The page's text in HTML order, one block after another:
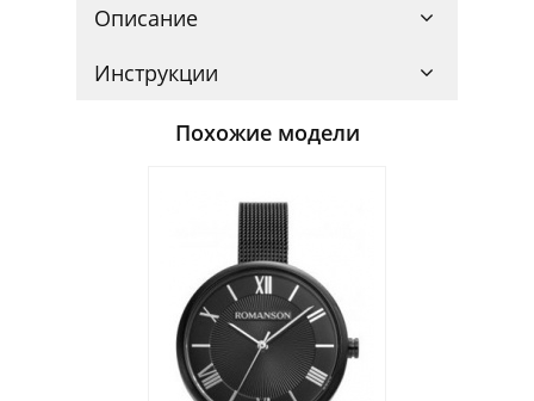
Описание
Инструкции
Похожие модели